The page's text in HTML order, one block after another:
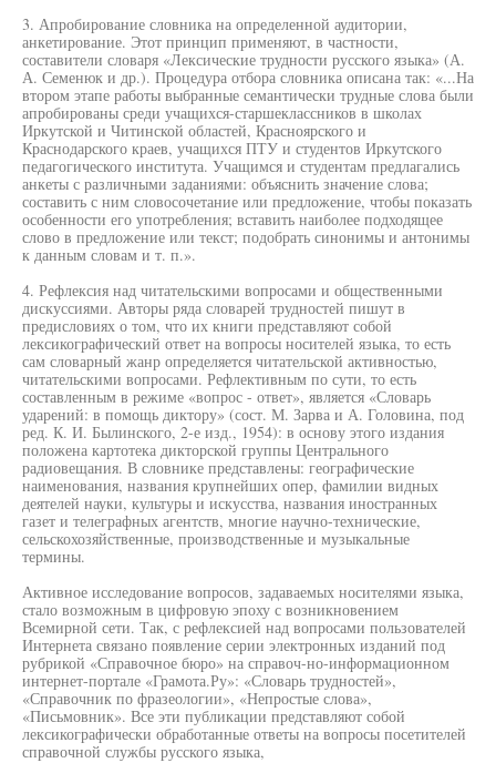
3. Апробирование словника на определенной аудитории,
анкетирование. Этот принцип применяют, в частности,
составители словаря «Лексические трудности русского языка» (А.
А. Семенюк и др.). Процедура отбора словника описана так: «...На
втором этапе работы выбранные семантически трудные слова были
апробированы среди учащихся-старшеклассников в школах
Иркутской и Читинской областей, Красноярского и
Краснодарского краев, учащихся ПТУ и студентов Иркутского
педагогического института. Учащимся и студентам предлагались
анкеты с различными заданиями: объяснить значение слова;
составить с ним словосочетание или предложение, чтобы показать
особенности его употребления; вставить наиболее подходящее
слово в предложение или текст; подобрать синонимы и антонимы
к данным словам и т. п.».
4. Рефлексия над читательскими вопросами и общественными
дискуссиями. Авторы ряда словарей трудностей пишут в
предисловиях о том, что их книги представляют собой
лексикографический ответ на вопросы носителей языка, то есть
сам словарный жанр определяется читательской активностью,
читательскими вопросами. Рефлективным по сути, то есть
составленным в режиме «вопрос - ответ», является «Словарь
ударений: в помощь диктору» (сост. М. Зарва и А. Головина, под
ред. К. И. Былинского, 2-е изд., 1954): в основу этого издания
положена картотека дикторской группы Центрального
радиовещания. В словнике представлены: географические
наименования, названия крупнейших опер, фамилии видных
деятелей науки, культуры и искусства, названия иностранных
газет и телеграфных агентств, многие научно-технические,
сельскохозяйственные, производственные и музыкальные
термины.
Активное исследование вопросов, задаваемых носителями языка,
стало возможным в цифровую эпоху с возникновением
Всемирной сети. Так, с рефлексией над вопросами пользователей
Интернета связано появление серии электронных изданий под
рубрикой «Справочное бюро» на справоч-но-информационном
интернет-портале «Грамота.Ру»: «Словарь трудностей»,
«Справочник по фразеологии», «Непростые слова»,
«Письмовник». Все эти публикации представляют собой
лексикографически обработанные ответы на вопросы посетителей
справочной службы русского языка,